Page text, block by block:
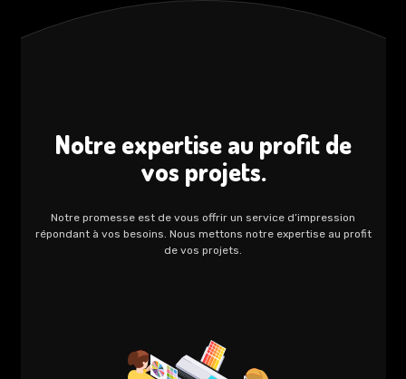
Notre expertise au profit de
vos projets.
Notre promesse est de vous offrir un service d’impression
répondant à vos besoins. Nous mettons notre expertise au profit
de vos projets.